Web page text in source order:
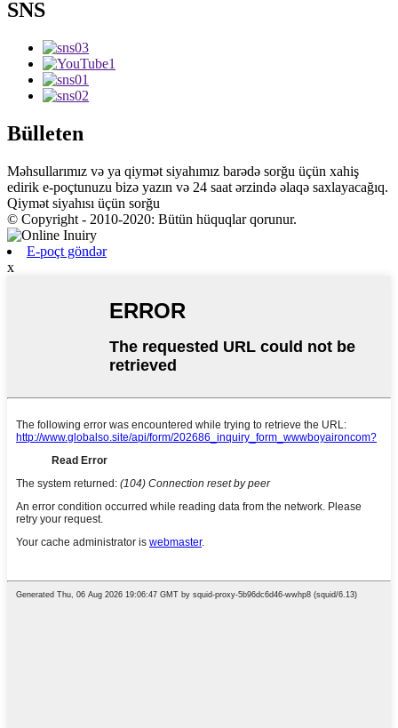
SNS
Bülleten
Məhsullarımız və ya qiymət siyahımız barədə sorğu üçün xahiş
edirik e-poçtunuzu bizə yazın və 24 saat ərzində əlaqə saxlayacağıq.
Qiymət siyahısı üçün sorğu
© Copyright - 2010-2020: Bütün hüquqlar qorunur.
E-poçt göndər
x